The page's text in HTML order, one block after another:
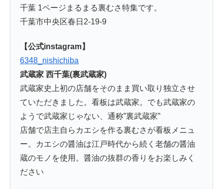
千葉 1ページまるまる裏むさ特集です。
千葉市中央区春日2-19-9
【公式instagram】
6348_nishichiba
武蔵家 西千葉(裏武蔵家)
武蔵家史上初の店舗をそのまま買い取り独立させ
ていただきました。看板は武蔵家。でも武蔵家の
ようで武蔵家じゃない、通称”裏武蔵家”
店舗で店主自らカエシを作る裏むさが看板メニュ
ー。カエシの醤油は江戸時代から続く老舗の醤油
蔵のモノを使用。醤油の抜群の香りをお楽しみく
ださい